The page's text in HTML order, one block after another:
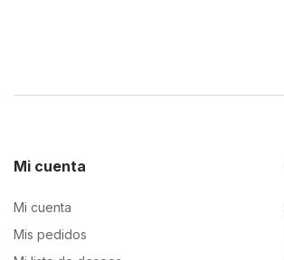
Mi cuenta
Mi cuenta
Mis pedidos